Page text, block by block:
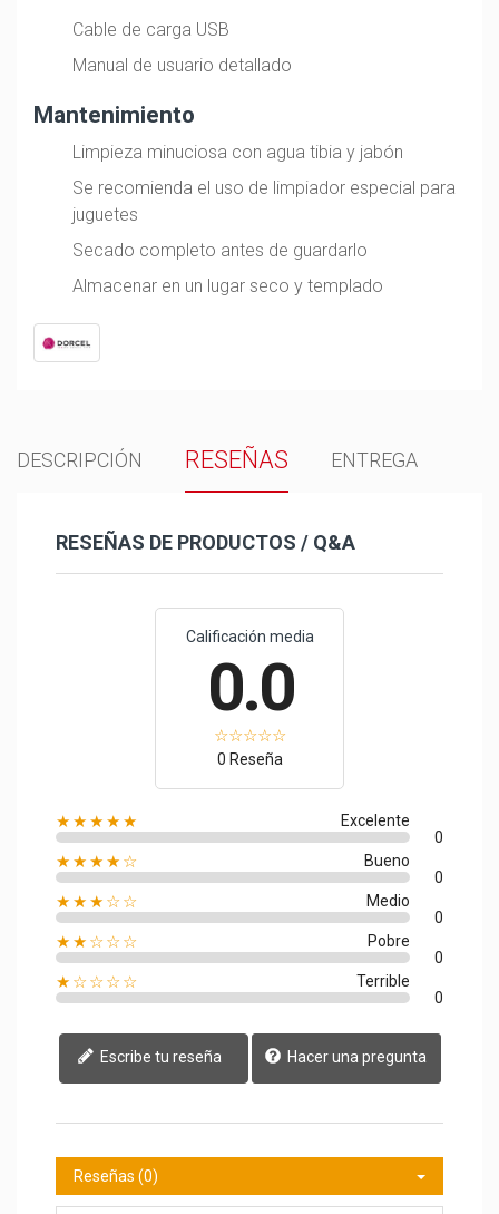
Cable de carga USB
Manual de usuario detallado
Mantenimiento
Limpieza minuciosa con agua tibia y jabón
Se recomienda el uso de limpiador especial para
juguetes
Secado completo antes de guardarlo
Almacenar en un lugar seco y templado
DESCRIPCIÓN RESEÑAS ENTREGA
RESEÑAS DE PRODUCTOS / Q&A
Calificación media
0.0
0 Reseña
★★★★★
Excelente
0
★★★★☆
Bueno
0
★★★☆☆
Medio
0
★★☆☆☆
Pobre
0
★☆☆☆☆
Terrible
0
Escribe tu reseña Hacer una pregunta
Reseñas (0)